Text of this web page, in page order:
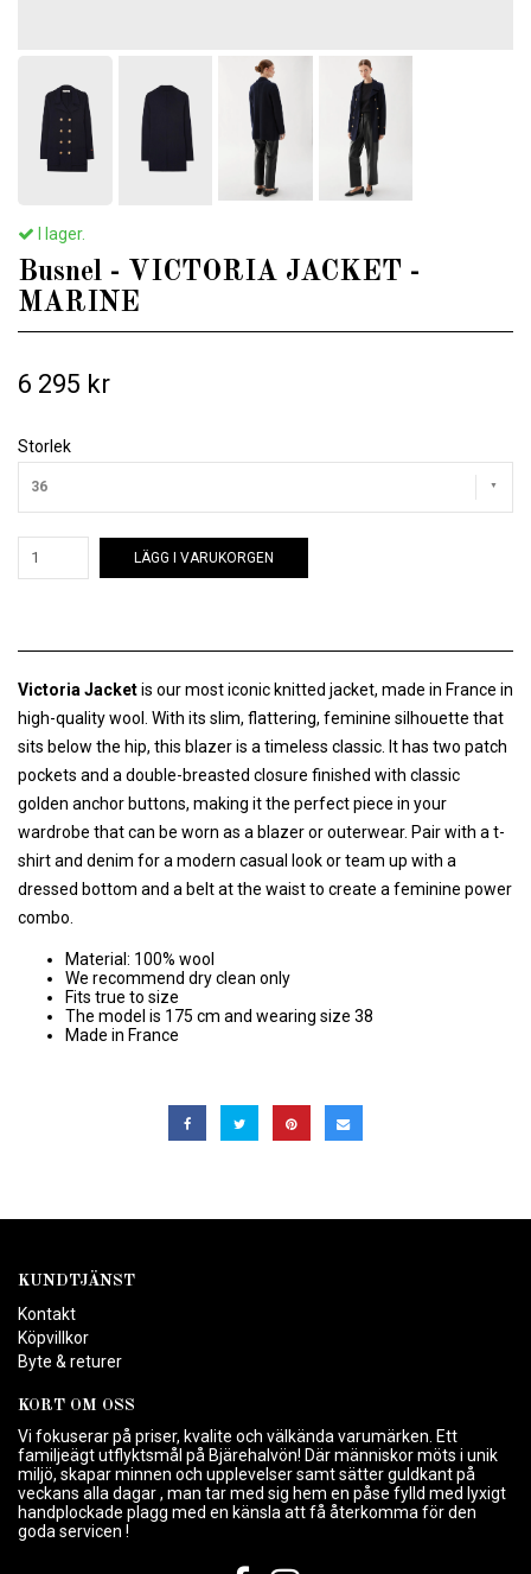
I lager.
Busnel - VICTORIA JACKET -
MARINE
6 295 kr
Storlek
36
LÄGG I VARUKORGEN
Victoria Jacketis our most iconic knitted jacket, made in France in
high-quality wool. With its slim, flattering, feminine silhouette that
sits below the hip, this blazer is a timeless classic. It has two patch
pockets and a double-breasted closure finished with classic
golden anchor buttons, making it the perfect piece in your
wardrobe that can be worn as a blazer or outerwear. Pair with a t-
shirt and denim for a modern casual look or team up with a
dressed bottom and a belt at the waist to create a feminine power
combo.
Material: 100% wool
We recommend dry clean only
Fits true to size
The model is 175 cm and wearing size 38
Made in France
KUNDTJÄNST
Kontakt
Köpvillkor
Byte & returer
KORT OM OSS
Vi fokuserar på priser, kvalite och välkända varumärken. Ett
familjeägt utflyktsmål på Bjärehalvön! Där människor möts i unik
miljö, skapar minnen och upplevelser samt sätter guldkant på
veckans alla dagar , man tar med sig hem en påse fylld med lyxigt
handplockade plagg med en känsla att få återkomma för den
goda servicen !